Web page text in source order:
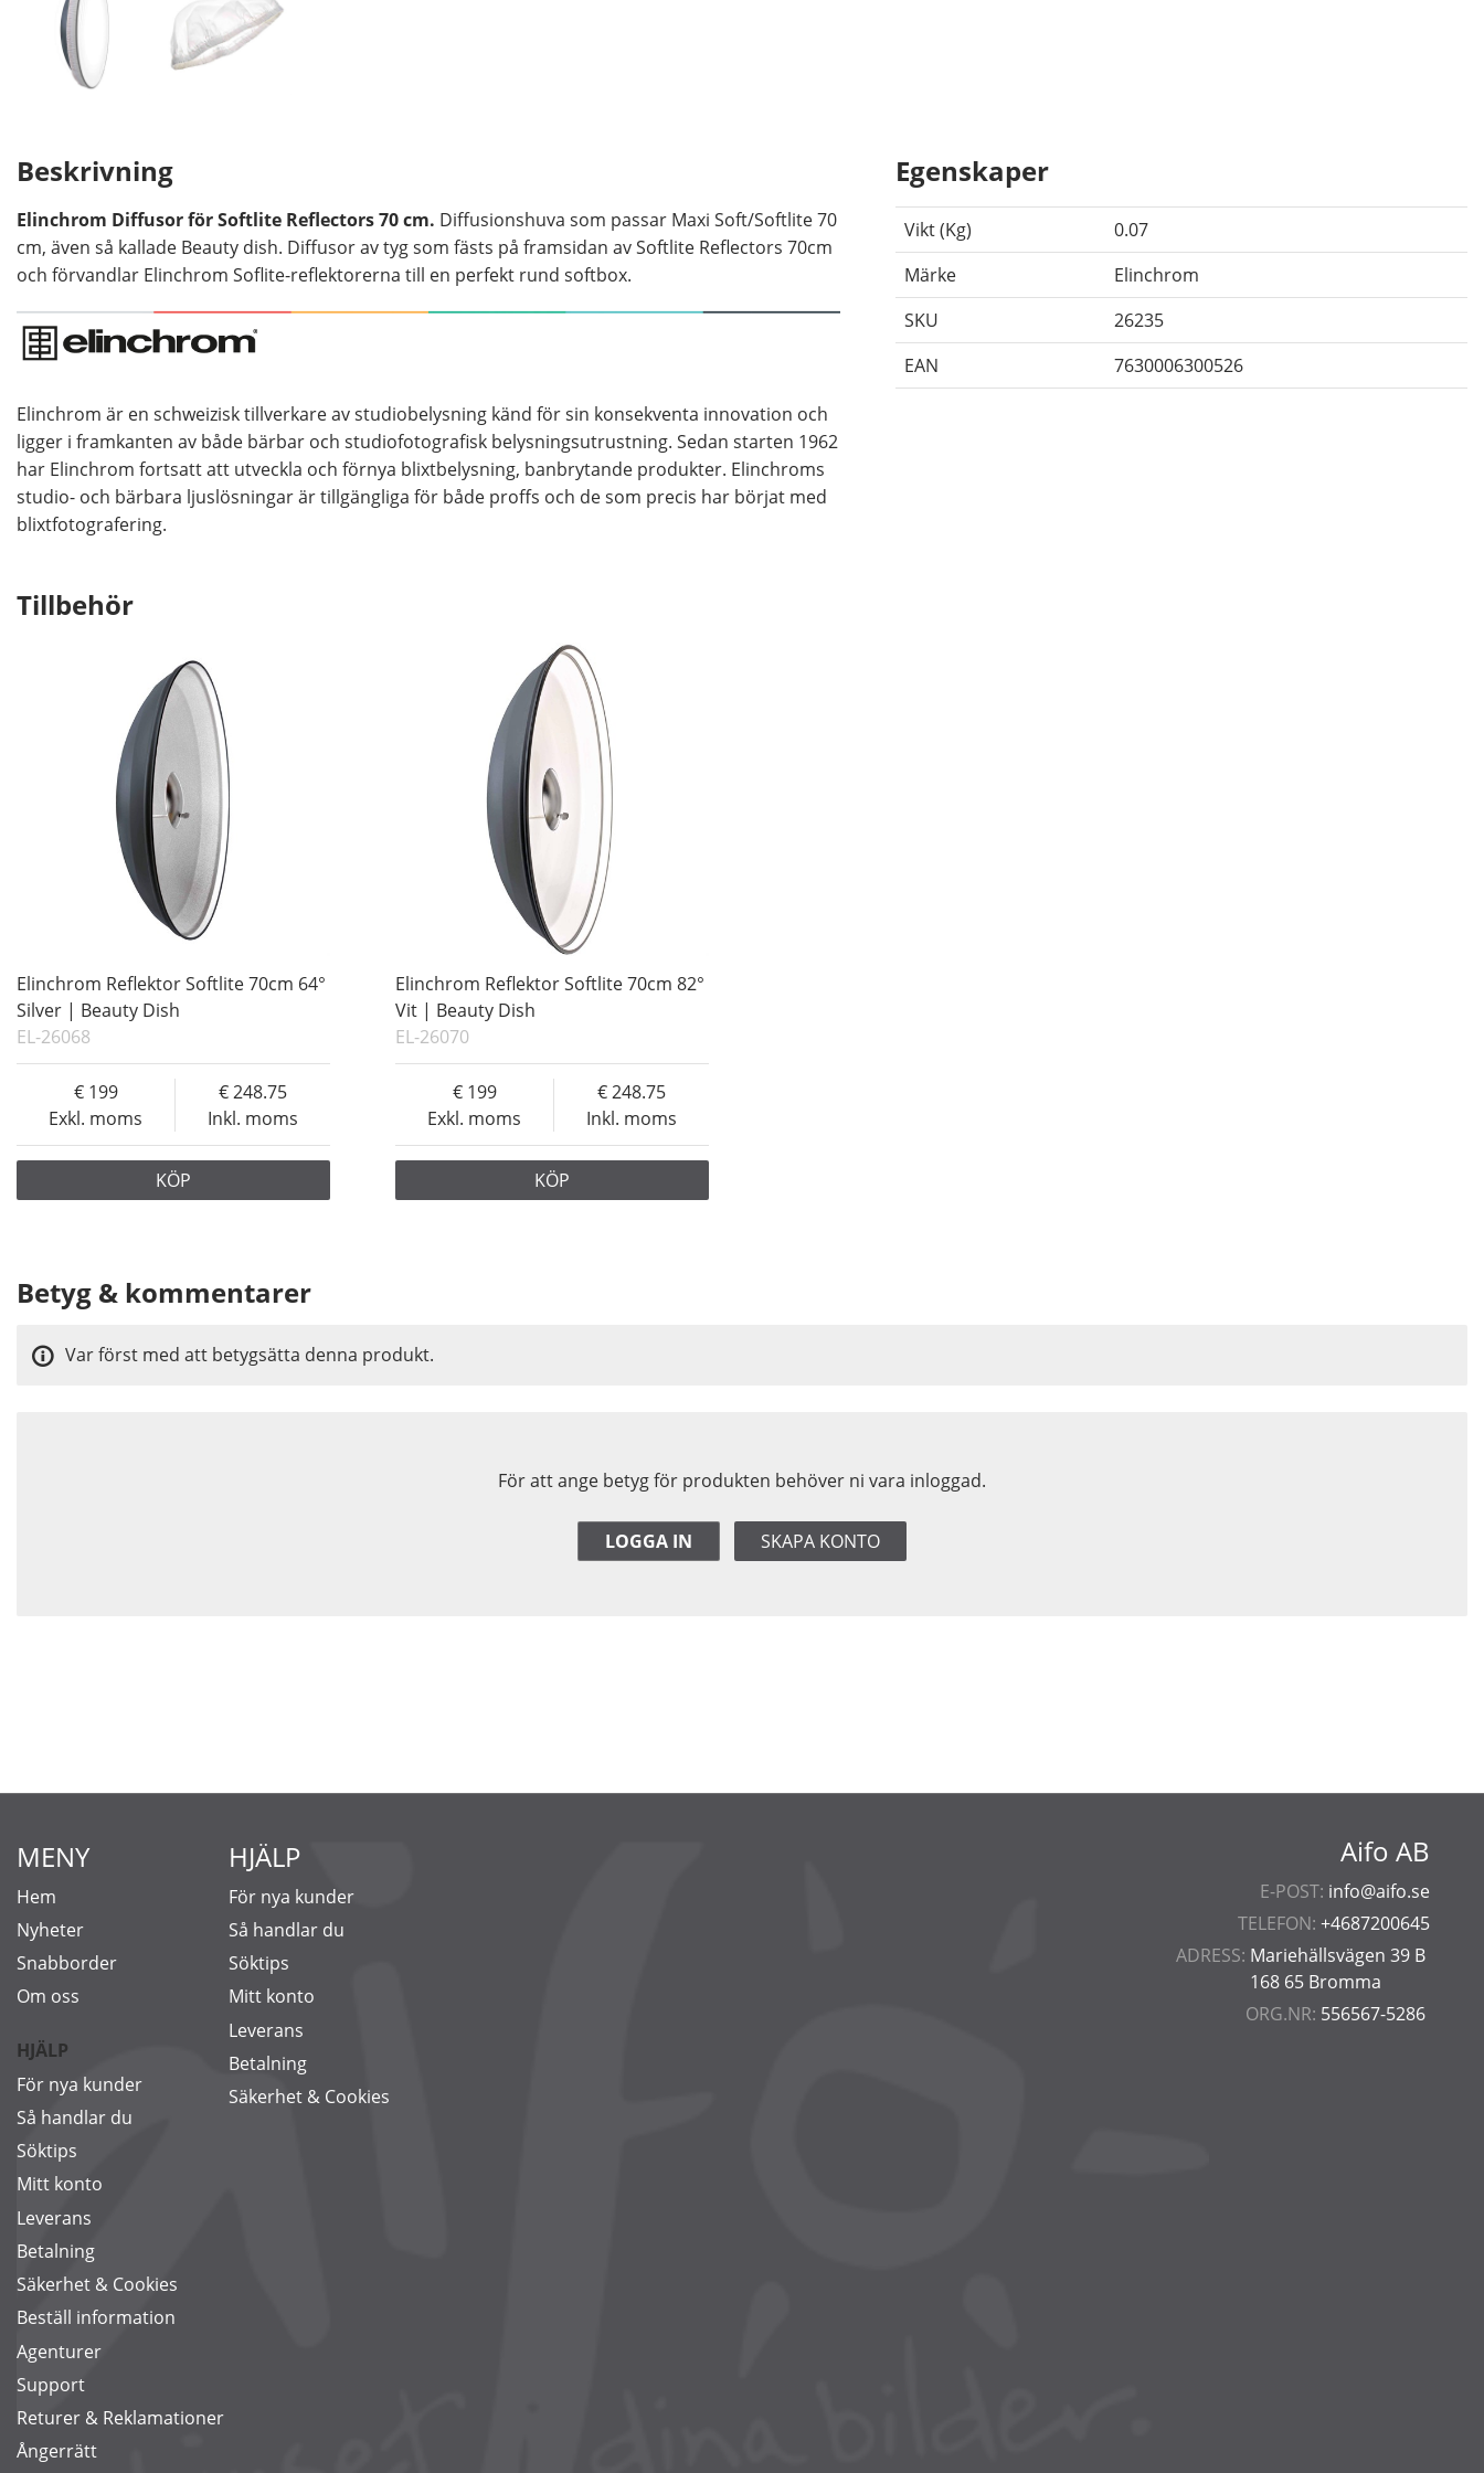
Beskrivning
Elinchrom Diffusor för Softlite Reflectors 70 cm. Diffusionshuva som passar Maxi Soft/Softlite 70
cm, även så kallade Beauty dish. Diffusor av tyg som fästs på framsidan av Softlite Reflectors 70cm
och förvandlar Elinchrom Soflite-reflektorerna till en perfekt rund softbox.
Elinchrom är en schweizisk tillverkare av studiobelysning känd för sin konsekventa innovation och
ligger i framkanten av både bärbar och studiofotografisk belysningsutrustning. Sedan starten 1962
har Elinchrom fortsatt att utveckla och förnya blixtbelysning, banbrytande produkter. Elinchroms
studio- och bärbara ljuslösningar är tillgängliga för både proffs och de som precis har börjat med
blixtfotografering.
Egenskaper
Vikt (Kg)
0.07
Märke
Elinchrom
SKU
26235
EAN
7630006300526
Tillbehör
Elinchrom Reflektor Softlite 70cm 64°
Silver | Beauty Dish
EL-26068
Exkl. moms
199
Inkl. moms
248.75
KÖP
Elinchrom Reflektor Softlite 70cm 82°
Vit | Beauty Dish
EL-26070
Exkl. moms
199
Inkl. moms
248.75
KÖP
Betyg & kommentarer
För att ange betyg för produkten behöver ni vara inloggad.
LOGGA IN SKAPA KONTO
Var först med att betygsätta denna produkt.
Aifo AB
E-POST: info@aifo.se
TELEFON: +4687200645
ADRESS: Mariehällsvägen 39 B
168 65 Bromma
ORG.NR: 556567-5286
MENY
Hem
Nyheter
Snabborder
Om oss
HJÄLP
För nya kunder
Så handlar du
Söktips
Mitt konto
Leverans
Betalning
Säkerhet & Cookies
Beställ information
Agenturer
Support
Returer & Reklamationer
Ångerrätt
HJÄLP
För nya kunder
Så handlar du
Söktips
Mitt konto
Leverans
Betalning
Säkerhet & Cookies